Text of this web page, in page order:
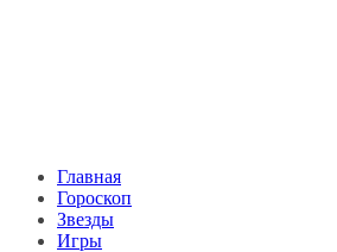
Главная
Гороскоп
Звезды
Игры